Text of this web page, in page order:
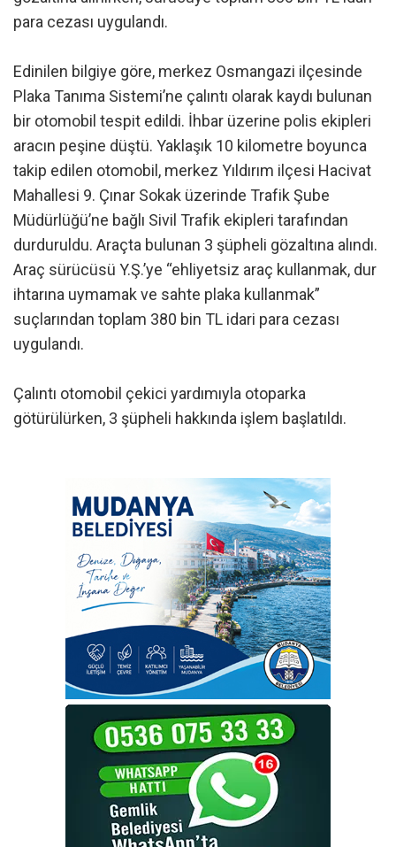
para cezası uygulandı.
Edinilen bilgiye göre, merkez Osmangazi ilçesinde
Plaka Tanıma Sistemi’ne çalıntı olarak kaydı bulunan
bir otomobil tespit edildi. İhbar üzerine polis ekipleri
aracın peşine düştü. Yaklaşık 10 kilometre boyunca
takip edilen otomobil, merkez Yıldırım ilçesi Hacivat
Mahallesi 9. Çınar Sokak üzerinde Trafik Şube
Müdürlüğü’ne bağlı Sivil Trafik ekipleri tarafından
durduruldu. Araçta bulunan 3 şüpheli gözaltına alındı.
Araç sürücüsü Y.Ş.’ye “ehliyetsiz araç kullanmak, dur
ihtarına uymamak ve sahte plaka kullanmak”
suçlarından toplam 380 bin TL idari para cezası
uygulandı.
Çalıntı otomobil çekici yardımıyla otoparka
götürülürken, 3 şüpheli hakkında işlem başlatıldı.